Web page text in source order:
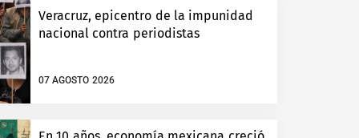
Veracruz, epicentro de la impunidad
nacional contra periodistas
07 AGOSTO 2026